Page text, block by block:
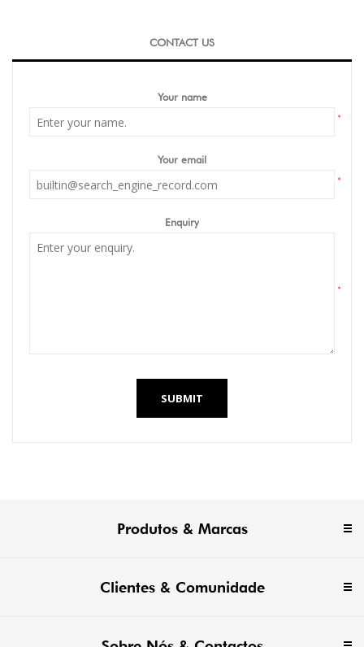
CONTACT US
Your name
*
Your email
*
Enquiry
*
SUBMIT
Produtos & Marcas
Clientes & Comunidade